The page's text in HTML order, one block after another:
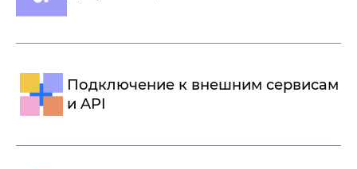
Подключение к внешним сервисам
и API